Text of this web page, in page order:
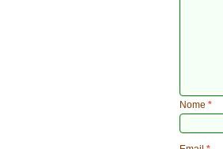
Nome *